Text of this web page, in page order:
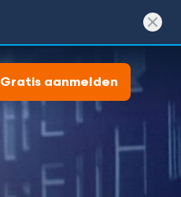
Gratis aanmelden